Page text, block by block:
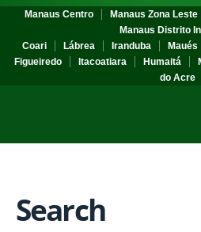
Manaus Centro Manaus Zona Leste
Manaus Distrito
Coari
Lábrea Iranduba Maués
Figueiredo
Itacoatiara Humaitá
do Acre
Search